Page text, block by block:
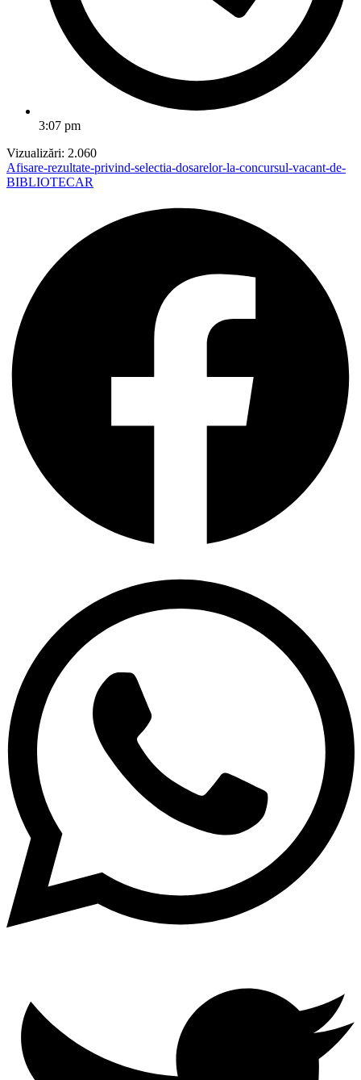
3:07 pm
Vizualizări: 2.060
Afisare-rezultate-privind-selectia-dosarelor-la-concursul-vacant-de-
BIBLIOTECAR